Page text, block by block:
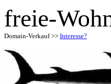
freie-
Domain-Verkauf >> Interesse?